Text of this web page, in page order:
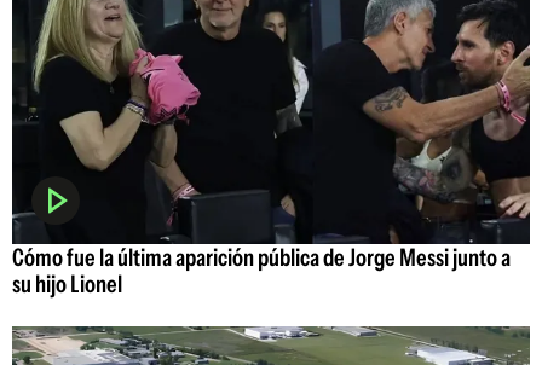
Cómo fue la última aparición pública de Jorge Messi junto a
su hijo Lionel